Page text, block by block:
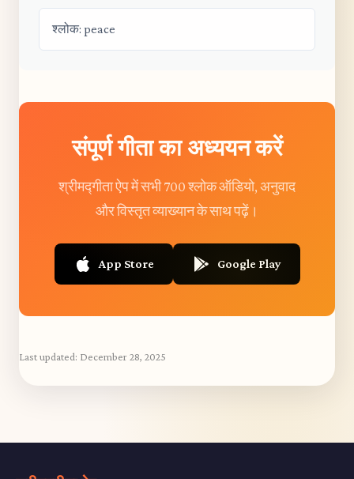
श्लोक: peace
संपूर्ण गीता का अध्ययन करें
श्रीमद्गीता ऐप में सभी 700 श्लोक ऑडियो, अनुवाद
और विस्तृत व्याख्यान के साथ पढ़ें।
App Store Google Play
Last updated: December 28, 2025